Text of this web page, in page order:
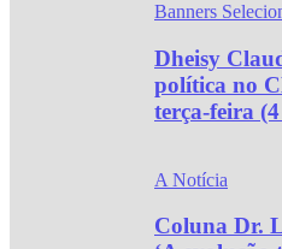
Banners
Dheisy
política no
terça-feira
A Notícia
Coluna Dr.